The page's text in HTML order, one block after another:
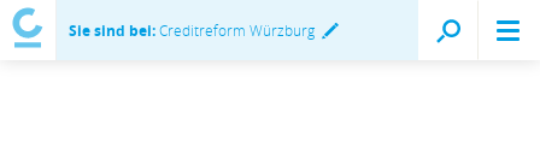
Sie sind bei:Creditreform Würzburg